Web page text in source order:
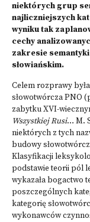
niektórych grup
najliczniejszych
wyniku tak
cechy
zakresie
słowiańskim.
Celem rozprawy
słowotwórcza PNO
zabytku XVI-
Wszystkiej Rusi… M.
niektórych z tych
budowy
Klasyfikacji
podstawie teorii pól
wykazała bogactwo
poszczególnych
kategorię
wykonawców